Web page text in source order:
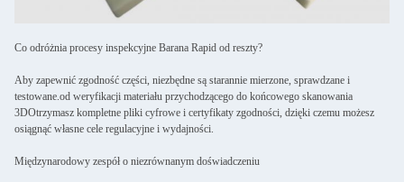
Co odróżnia procesy inspekcyjne Barana Rapid od reszty?
Aby zapewnić zgodność części, niezbędne są starannie mierzone, sprawdzane i
testowane.od weryfikacji materiału przychodzącego do końcowego skanowania
3DOtrzymasz kompletne pliki cyfrowe i certyfikaty zgodności, dzięki czemu możesz
osiągnąć własne cele regulacyjne i wydajności.
Międzynarodowy zespół o niezrównanym doświadczeniu